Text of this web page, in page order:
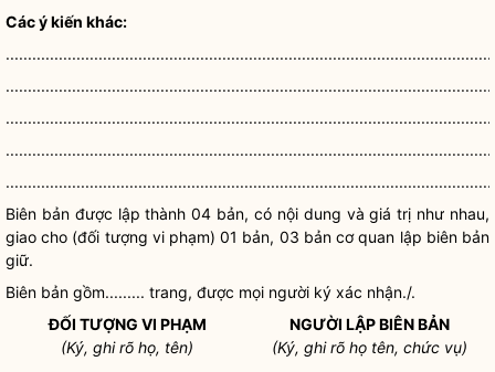
Các ý kiến khác:
Biên bản được lập thành 04 bản, có nội dung và giá trị như nhau,
giao cho (đối tượng vi phạm) 01 bản, 03 bản cơ quan lập biên bản
giữ.
Biên bản gồm......... trang, được mọi người ký xác nhận./.
ĐỐI TƯỢNG VI PHẠM
(Ký, ghi rõ họ, tên)
NGƯỜI LẬP BIÊN BẢN
(Ký, ghi rõ họ tên, chức vụ)